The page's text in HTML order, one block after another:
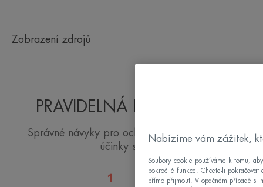
spokojených.
Zobrazení zdrojů
PRAVIDELNÁ PÉČE O PLEŤ
Správné návyky pro ochranu před škodlivými
účinky slunce.
1
Nabízíme vám zážitek,
Soubory cookie používáme k tomu,
pokročilé funkce. Chcete-li pokračovat
přímo přijmout. V opačném případě si